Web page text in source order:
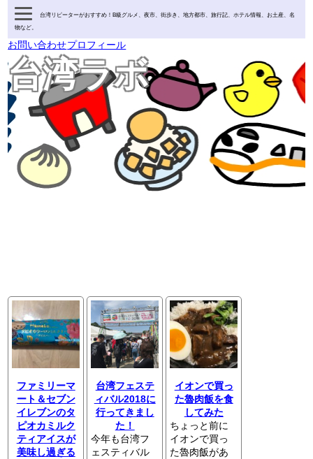
台湾リピーターがおすすめ！B級グルメ、夜市、街歩き、地方都市、旅行記、ホテル情報、お土産、名
物など。
お問い合わせプロフィール
台湾ラボ
ファミリーマ
ート＆セブン
イレブンのタ
ピオカミルク
ティアイスが
美味し過ぎる
台湾フェステ
ィバル2018に
行ってきまし
た！
今年も台湾フ
ェスティバル
イオンで買っ
た魯肉飯を食
してみた
ちょっと前に
イオンで買っ
た魯肉飯があ